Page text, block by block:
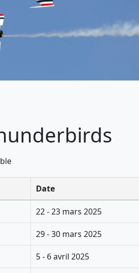
Date
22 - 23 mars 2025
29 - 30 mars 2025
5 - 6 avril 2025